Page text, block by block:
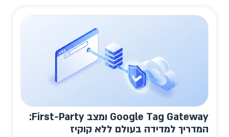
Google Tag Gateway ומצב First-Party:
המדריך למדידה בעולם ללא קוקיז